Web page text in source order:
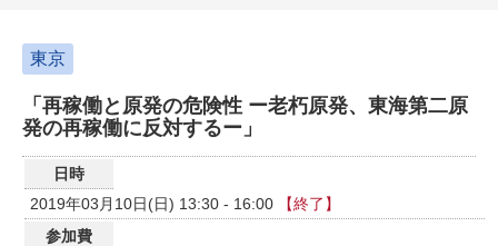
東京
「再稼働と原発の危険性 ー老朽原発、東海第二原
発の再稼働に反対するー」
日時
2019年03月10日(日) 13:30 - 16:00
【終了】
参加費